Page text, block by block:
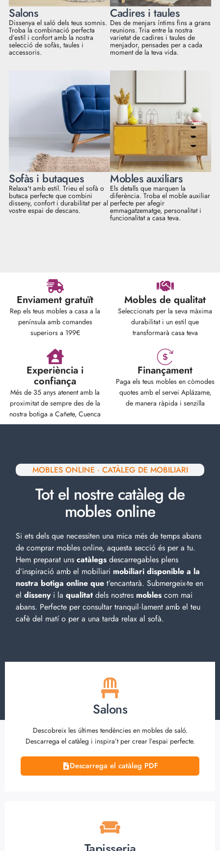
Salons
Dissenya el saló dels teus somnis.
Troba la combinació perfecta
dʻestil i confort amb la nostra
selecció de sofàs, taules i
accessoris.
Cadires i taules
Des de menjars íntims fins a grans
reunions. Tria entre la nostra
varietat de cadires i taules de
menjador, pensades per a cada
moment de la teva vida.
Sofàs i butaques
Relaxa't amb estil. Trieu el sofà o
butaca perfecte que combini
disseny, confort i durabilitat per al
vostre espai de descans.
Mobles auxiliars
Els detalls que marquen la
diferència. Troba el moble auxiliar
perfecte per afegir
emmagatzematge, personalitat i
funcionalitat a casa teva.
Enviament gratuït
Rep els teus mobles a casa a la
península amb comandes
superiors a 199€
Mobles de qualitat
Seleccionats per la seva màxima
durabilitat i un estil que
transformarà casa teva
Experiència i
confiança
Més de 35 anys atenent amb la
proximitat de sempre des de la
nostra botiga a Cañete, Cuenca
Finançament
Paga els teus mobles en còmodes
quotes amb el servei Aplázame,
de manera ràpida i senzilla
MOBLES ONLINE · CATÀLEG DE MOBILIARI
Tot el nostre catàleg de
mobles online
Si ets dels que necessiten una mica més de temps abans
de comprar mobles online, aquesta secció és per a tu.
Hem preparat uns catàlegs descarregables plens
d’inspiració amb el mobiliari mobiliari disponible a la
nostra botiga online que t’encantarà. Submergeix-te en
el dissenyi la qualitat dels nostres mobles com mai
abans. Perfecte per consultar tranquil·lament amb el teu
cafè del matí o per a una tarda relax al sofà.
Salons
Descobreix les últimes tendències en mobles de saló.
Descarrega el catàleg i inspira’t per crear l’espai perfecte.
Descarrega el catàleg PDF